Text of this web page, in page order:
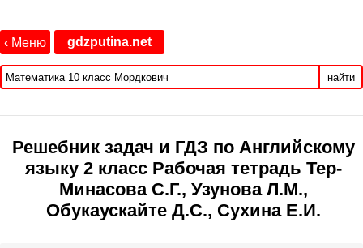
‹ Меню gdzputina.net
найти
Решебник задач и ГДЗ по Английскому
языку 2 класс Рабочая тетрадь Тер-
Минасова С.Г., Узунова Л.М.,
Обукаускайте Д.С., Сухина Е.И.